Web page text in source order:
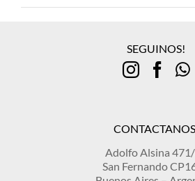
SEGUINOS!
Adolfo Alsina
San Fernando